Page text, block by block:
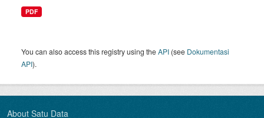
PDF
You can also access this registry using theAPI (see Dokumentasi
API).
About Satu Data